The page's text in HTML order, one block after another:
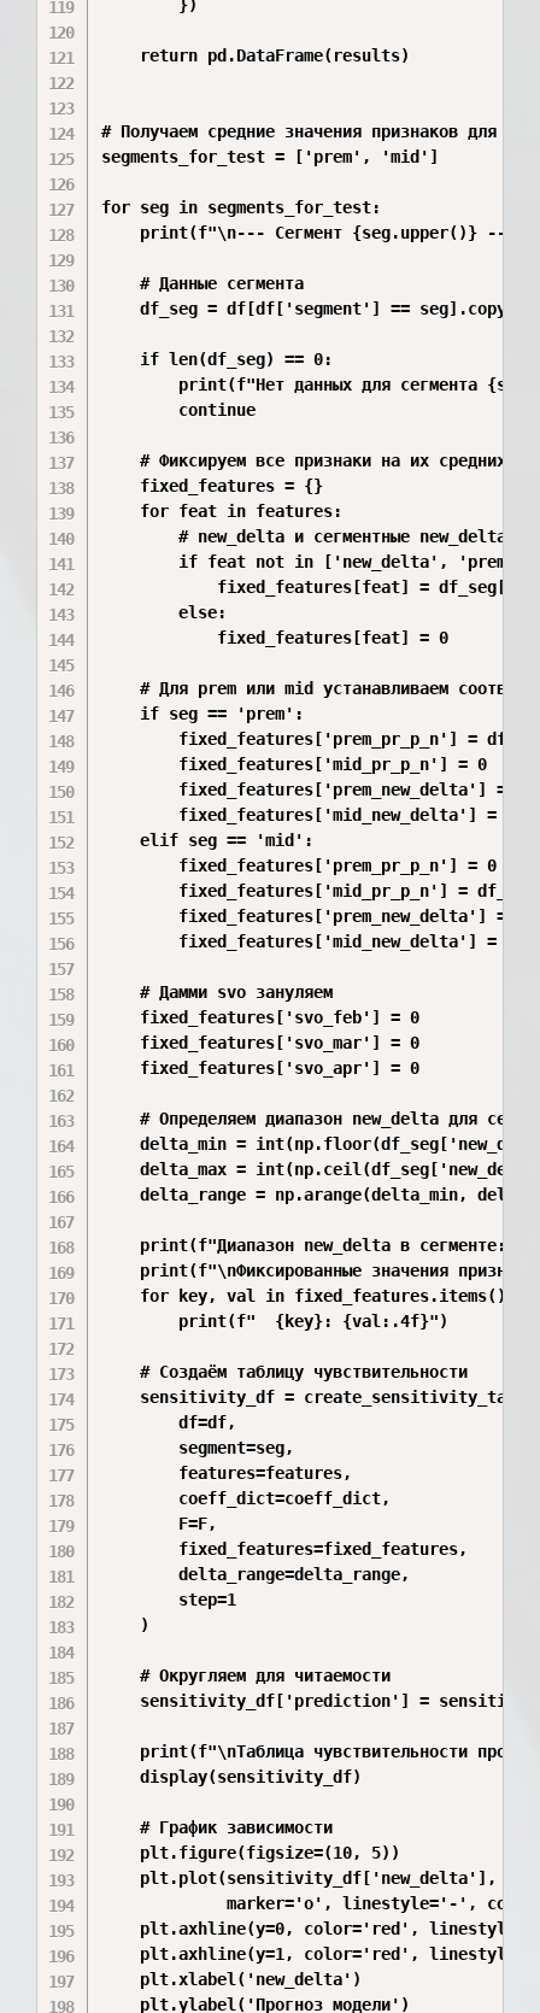
        })
    return pd.DataFrame(results)
# Получаем средние значения признаков для
segments_for_test = ['prem', 'mid']
for seg in segments_for_test:
    print(f"\n--- Сегмент {seg.upper()} ---")
    # Данные сегмента
    df_seg = df[df['segment'] == seg].copy()
    if len(df_seg) == 0:
print(f"Нет данных для сегмента
        continue
# Фиксируем все признаки на их средних
    fixed_features = {}
    for feat in features:
# new_delta и сегментные new_delta
if feat not in ['new_delta',
fixed_features[feat] =
        else:
            fixed_features[feat] = 0
# Для prem или mid устанавливаем
    if seg == 'prem':
fixed_features['prem_pr_p_n'] =
        fixed_features['mid_pr_p_n'] = 0
        fixed_features['prem_new_delta'] = 0
        fixed_features['mid_new_delta'] = 0
    elif seg == 'mid':
        fixed_features['prem_pr_p_n'] = 0
fixed_features['mid_pr_p_n'] =
        fixed_features['prem_new_delta'] = 0
        fixed_features['mid_new_delta'] = 0
    # Дамми svo зануляем
    fixed_features['svo_feb'] = 0
    fixed_features['svo_mar'] = 0
    fixed_features['svo_apr'] = 0
# Определяем диапазон new_delta для
delta_min =
delta_max =
delta_range = np.arange(delta_min,
print(f"Диапазон new_delta в сегменте:
print(f"\nФиксированные значения
    for key, val in fixed_features.items():
        print(f"  {key}: {val:.4f}")
    # Создаём таблицу чувствительности
sensitivity_df =
        df=df,
        segment=seg,
        features=features,
        coeff_dict=coeff_dict,
        F=F,
        fixed_features=fixed_features,
        delta_range=delta_range,
        step=1
    )
    # Округляем для читаемости
sensitivity_df['prediction'] =
print(f"\nТаблица чувствительности
    display(sensitivity_df)
    # График зависимости
    plt.figure(figsize=(10, 5))
plt.plot(sensitivity_df['new_delta'],
marker='o', linestyle='-',
plt.axhline(y=0, color='red',
plt.axhline(y=1, color='red',
    plt.xlabel('new_delta')
    plt.ylabel('Прогноз модели')